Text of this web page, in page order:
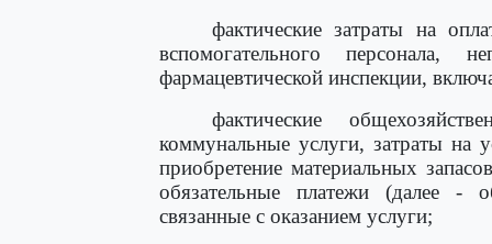
фактические затраты на
вспомогательного персонала,
фармацевтической инспекции,
фактические
коммунальные услуги, затраты на
приобретение материальных
обязательные платежи (далее -
связанные с оказанием услуги;